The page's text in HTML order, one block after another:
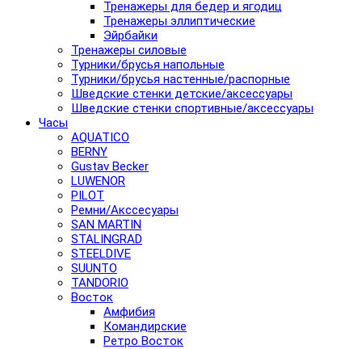
Тренажеры для бедер и ягодиц
Тренажеры эллиптические
Эйрбайки
Тренажеры силовые
Турники/брусья напольные
Турники/брусья настенные/распорные
Шведские стенки детские/аксессуары
Шведские стенки спортивные/аксессуары
Часы
AQUATICO
BERNY
Gustav Becker
LUWENOR
PILOT
Pемни/Акссесуары
SAN MARTIN
STALINGRAD
STEELDIVE
SUUNTO
TANDORIO
Восток
Амфибия
Командирские
Ретро Восток